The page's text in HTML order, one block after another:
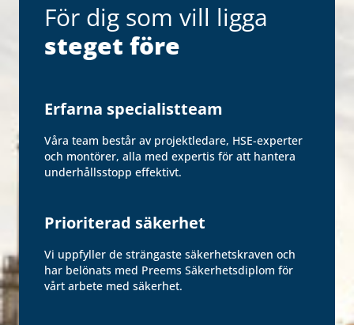
För dig som vill ligga
steget före
Erfarna specialistteam
Våra team består av projektledare, HSE-experter
och montörer, alla med expertis för att hantera
underhållsstopp effektivt.
Prioriterad säkerhet
Vi uppfyller de strängaste säkerhetskraven och
har belönats med Preems Säkerhetsdiplom för
vårt arbete med säkerhet.